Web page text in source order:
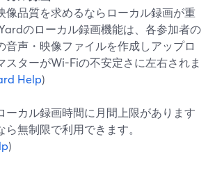
像品質を求めるならローカル録画が重
のローカル録画機能は、各参加者の
音声・映像ファイルを作成しアップロ
スターがWi-Fiの不安定さに左右されま
Help)
ーカル録画時間に月間上限があります
無制限で利用できます。
)